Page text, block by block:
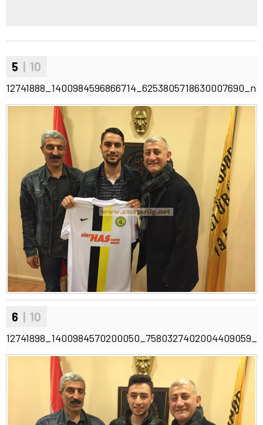
5 | 10
12741888_1400984596866714_6253805718630007690_n
6 | 10
12741898_1400984570200050_7580327402004409059_n